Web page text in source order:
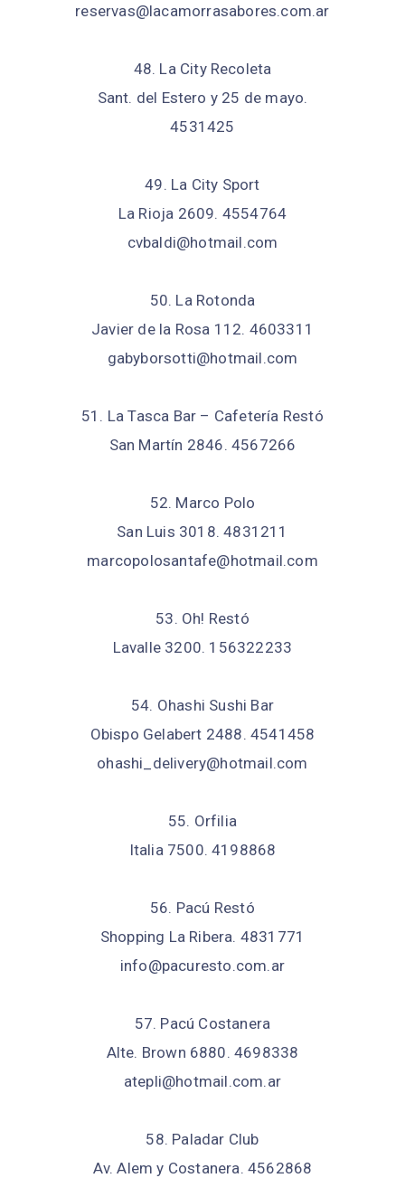
reservas@lacamorrasabores.com.ar
48. La City Recoleta
Sant. del Estero y 25 de mayo.
4531425
49. La City Sport
La Rioja 2609. 4554764
cvbaldi@hotmail.com
50. La Rotonda
Javier de la Rosa 112. 4603311
gabyborsotti@hotmail.com
51. La Tasca Bar – Cafetería Restó
San Martín 2846. 4567266
52. Marco Polo
San Luis 3018. 4831211
marcopolosantafe@hotmail.com
53. Oh! Restó
Lavalle 3200. 156322233
54. Ohashi Sushi Bar
Obispo Gelabert 2488. 4541458
ohashi_delivery@hotmail.com
55. Orfilia
Italia 7500. 4198868
56. Pacú Restó
Shopping La Ribera. 4831771
info@pacuresto.com.ar
57. Pacú Costanera
Alte. Brown 6880. 4698338
atepli@hotmail.com.ar
58. Paladar Club
Av. Alem y Costanera. 4562868